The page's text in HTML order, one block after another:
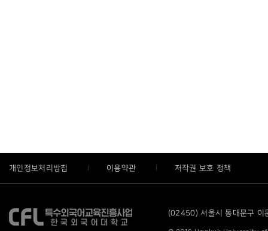
개인정보처리방침 이용약관 저작권 보호 정책
(02450) 서울시 동대문구